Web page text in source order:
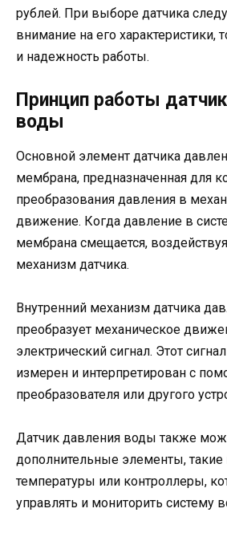
рублей. При выборе датчика
внимание на его характеристики,
и надежность работы.
Принцип работы
воды
Основной элемент датчика
мембрана, предназначенная для
преобразования давления в
движение. Когда давление в
мембрана смещается,
механизм датчика.
Внутренний механизм датчика
преобразует механическое
электрический сигнал. Этот
измерен и интерпретирован с
преобразователя или другого
Датчик давления воды также
дополнительные элементы, такие
температуры или контроллеры,
управлять и мониторить систему